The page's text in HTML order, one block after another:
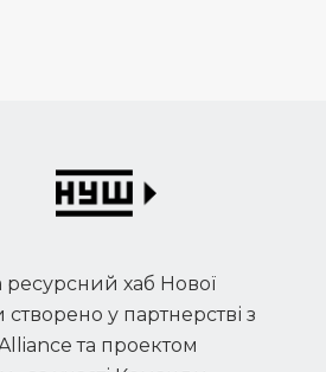
хаб Нової
у партнерстві з
та проектом